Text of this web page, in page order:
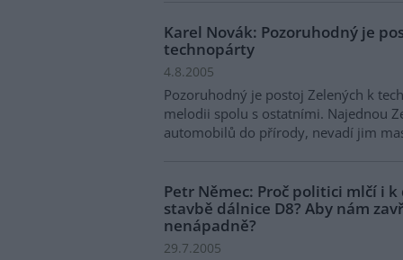
Karel Novák: Pozoruhodný je
technopárty
4.8.2005
Pozoruhodný je postoj Zelených k
melodii spolu s ostatními. Najednou
automobilů do přírody, nevadí jim
Petr Němec: Proč politici mlčí i
stavbě dálnice D8? Aby nám
nenápadně?
29.7.2005